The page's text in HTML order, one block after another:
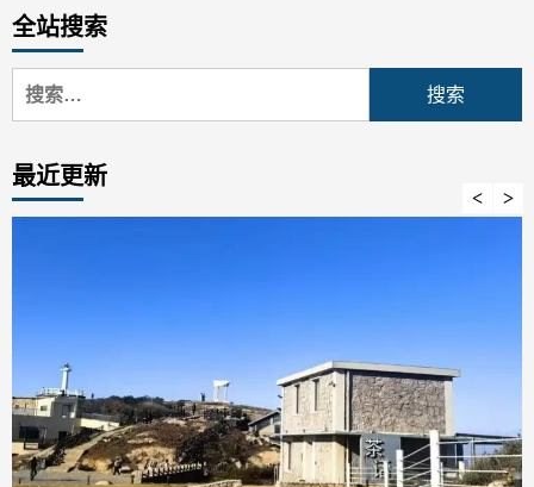
全站搜索
搜
索：
最近更新